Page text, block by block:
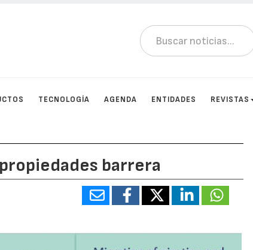
TECNOLOGÍA AGENDA ENTIDADES REVISTAS
barrera